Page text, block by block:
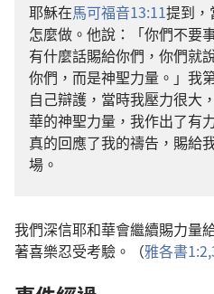
耶穌在馬可福音13:11提到，
怎麼做。他說：「你們不要
有什麼話賜給你們，你們就
你們，而是神聖力量。」我
自己辯護，當時我壓力很大
華的神聖力量，我作出了有
真的回應了我的禱告，賜給
場。
我們深信耶和華會繼續賜力量
著喜樂忍受考驗。（雅各書